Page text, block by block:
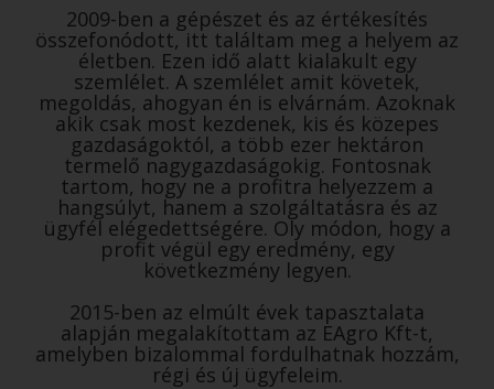
2009-ben a gépészet és az értékesítés
összefonódott, itt találtam meg a helyem az
életben. Ezen idő alatt kialakult egy
szemlélet. A szemlélet amit követek,
megoldás, ahogyan én is elvárnám. Azoknak
akik csak most kezdenek, kis és közepes
gazdaságoktól, a több ezer hektáron
termelő nagygazdaságokig. Fontosnak
tartom, hogy ne a profitra helyezzem a
hangsúlyt, hanem a szolgáltatásra és az
ügyfél elégedettségére. Oly módon, hogy a
profit végül egy eredmény, egy
következmény legyen.
2015-ben az elmúlt évek tapasztalata
alapján megalakítottam az EAgro Kft-t,
amelyben bizalommal fordulhatnak hozzám,
régi és új ügyfeleim.